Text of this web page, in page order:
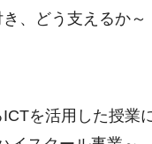
、どう支えるか～
を活用した授業